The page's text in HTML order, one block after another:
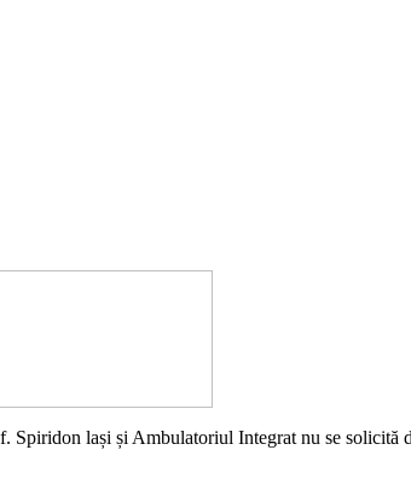
lași și Ambulatoriul Integrat nu se solicită